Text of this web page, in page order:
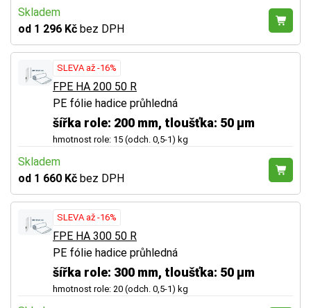
Skladem
od 1 296 Kč bez DPH
SLEVA až -16%
FPE HA 200 50 R
PE fólie hadice průhledná
šířka role: 200 mm, tloušťka: 50 µm
hmotnost role: 15 (odch. 0,5-1) kg
Skladem
od 1 660 Kč bez DPH
SLEVA až -16%
FPE HA 300 50 R
PE fólie hadice průhledná
šířka role: 300 mm, tloušťka: 50 µm
hmotnost role: 20 (odch. 0,5-1) kg